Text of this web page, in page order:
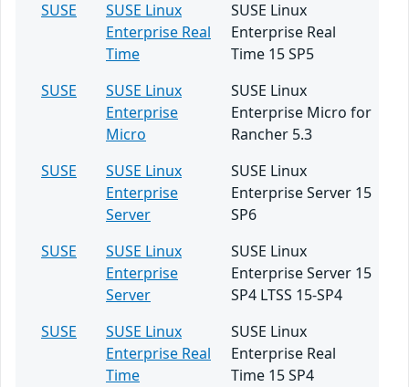
SUSE
SUSE Linux
Enterprise Real
Time
SUSE Linux
Enterprise Real
Time 15 SP5
SUSE
SUSE Linux
Enterprise
Micro
SUSE Linux
Enterprise Micro for
Rancher 5.3
SUSE
SUSE Linux
Enterprise
Server
SUSE Linux
Enterprise Server 15
SP6
SUSE
SUSE Linux
Enterprise
Server
SUSE Linux
Enterprise Server 15
SP4 LTSS 15-SP4
SUSE
SUSE Linux
Enterprise Real
Time
SUSE Linux
Enterprise Real
Time 15 SP4